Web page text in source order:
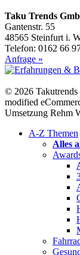
Taku Trends
Gantenstr. 55
48565 Steinfurt i.
Telefon: 0162 66
Anfrage »
© 2026 Takutrends
modified
Umsetzung Rehm
A-Z Themen
Alles